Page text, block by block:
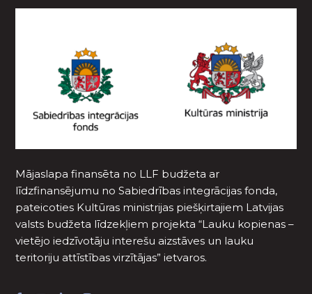
Mājaslapa finansēta no LLF budžeta ar
līdzfinansējumu no Sabiedrības integrācijas fonda,
pateicoties Kultūras ministrijas piešķirtajiem Latvijas
valsts budžeta līdzekļiem projekta “Lauku kopienas –
vietējo iedzīvotāju interešu aizstāves un lauku
teritoriju attīstības virzītājas” ietvaros.